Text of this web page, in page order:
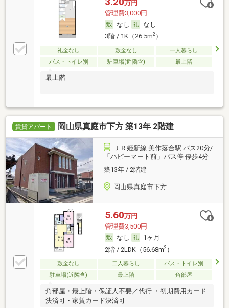
万円
管理費3,000円
なし
なし
3階 / 1K（26.5m2）
礼金なし 敷金なし
一人暮らし
バス・トイレ別
駐車場(近隣含) 最上階
最上階
賃貸アパート 岡山県真庭市下方 築13年 2階建
ＪＲ姫新線 美作落合駅 バス20分/
「ハピーマート前」バス停 停歩4分
築13年 / 2階建
岡山県真庭市下方
5.60万円
管理費3,500円
なし
1ヶ月
2階 / 2LDK（56.68m2）
敷金なし 二人暮らし
バス・トイレ別
駐車場(近隣含)
最上階 角部屋
角部屋・最上階・保証人不要／代行 ・初期費用カード
決済可・家賃カード決済可